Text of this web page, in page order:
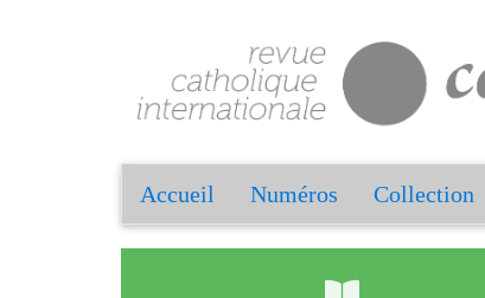
Accueil Numéros Collection